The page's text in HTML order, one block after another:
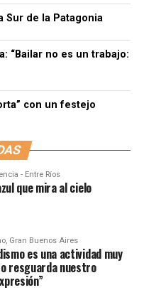
Sur de la Patagonia
“Bailar no es un trabajo:
con un festejo
- Entre Ríos
que mira al cielo
Gran Buenos Aires
es una actividad muy
resguarda nuestro